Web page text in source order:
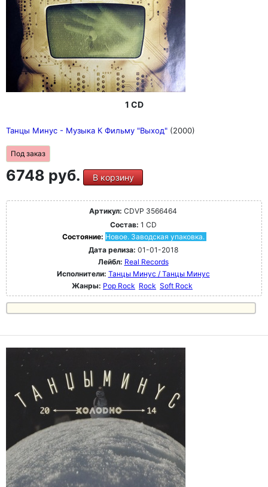
1 CD
Танцы Минус - Музыка К Фильму "Выход" (2000)
Под заказ
6748 руб. В корзину
Артикул: CDVP 3566464
Состав: 1 CD
Состояние: Новое. Заводская упаковка.
Дата релиза: 01-01-2018
Лейбл: Real Records
Исполнители: Танцы Минус / Танцы Минус
Жанры: Pop Rock Rock Soft Rock